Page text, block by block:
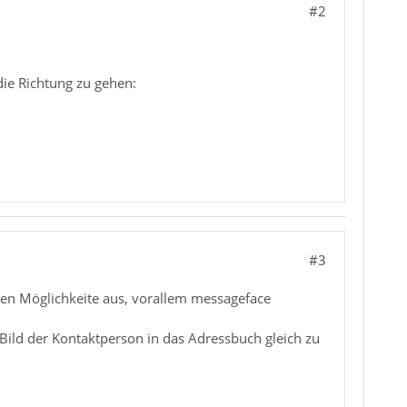
#2
Richtung zu gehen:
#3
Möglichkeite aus, vorallem messageface
der Kontaktperson in das Adressbuch gleich zu